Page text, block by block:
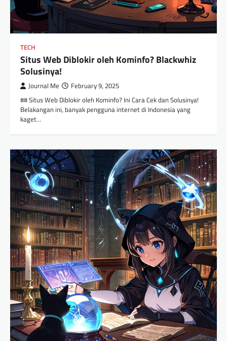
TECH
Situs Web Diblokir oleh Kominfo? Blackwhiz
Solusinya!
Journal Me February 9, 2025
## Situs Web Diblokir oleh Kominfo? Ini Cara Cek dan Solusinya!
Belakangan ini, banyak pengguna internet di Indonesia yang
kaget…